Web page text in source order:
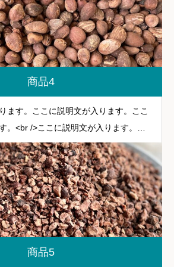
商品4
ます。ここに説明文が入ります。ここ
。<br />ここに説明文が入ります。こ
す。
商品5